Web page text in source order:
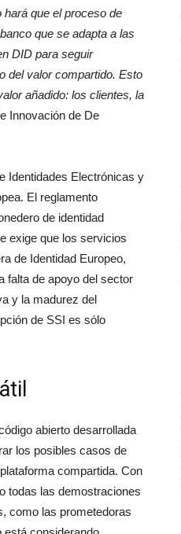
que el proceso de
que se adapta a las
DID para seguir
del valor compartido. Esto
añadido: los clientes, la
Innovación de De
Identidades Electrónicas y
El reglamento
de identidad
exige que los servicios
de Identidad Europeo,
falta de apoyo del sector
y la madurez del
de SSI es sólo
abierto desarrollada
los posibles casos de
compartida. Con
todas las demostraciones
como las prometedoras